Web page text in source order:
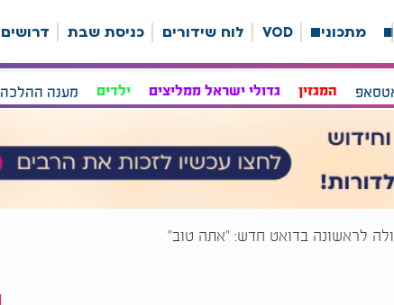
מתכונים VOD לוח שידורים כניסת שבת דרושים
המגזין גדולי ישראל ממליצים ילדים מענה ההלכה
לראשונה בדואט חדש: ״אתה טוב״